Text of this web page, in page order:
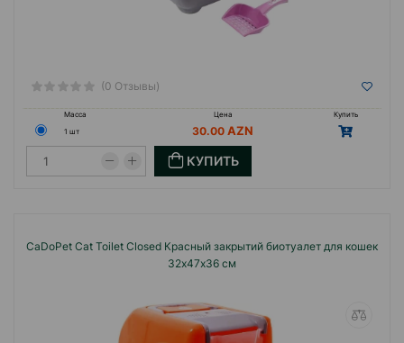
(0 Отзывы)
Масса Цена
Купить
1 шт
30.00
КУПИТЬ
CaDoPet Cat Toilet Closed Красный закрытий биотуалет для кошек
32х47х36 см